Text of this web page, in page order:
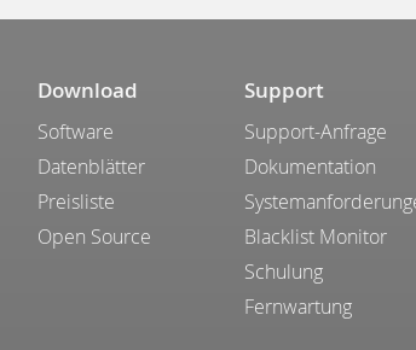
Download
Software
Datenblätter
Preisliste
Open Source
Support
Support-Anfrage
Dokumentation
Blacklist Monitor
Schulung
Fernwartung